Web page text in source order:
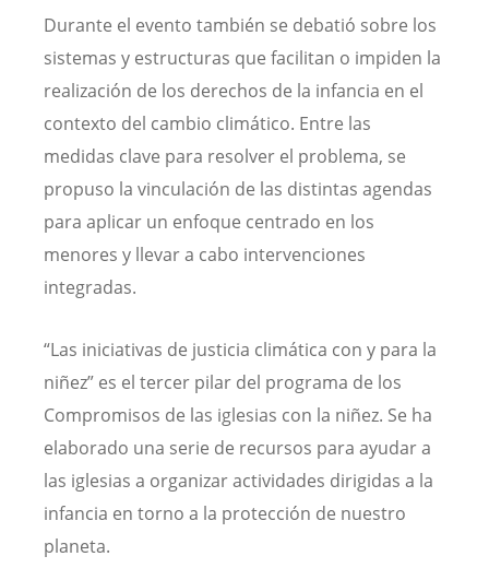
Durante el evento también se debatió sobre los
sistemas y estructuras que facilitan o impiden la
realización de los derechos de la infancia en el
contexto del cambio climático. Entre las
medidas clave para resolver el problema, se
propuso la vinculación de las distintas agendas
para aplicar un enfoque centrado en los
menores y llevar a cabo intervenciones
integradas.
“Las iniciativas de justicia climática con y para la
niñez” es el tercer pilar del programa de los
Compromisos de las iglesias con la niñez. Se ha
elaborado una serie de recursos para ayudar a
las iglesias a organizar actividades dirigidas a la
infancia en torno a la protección de nuestro
planeta.